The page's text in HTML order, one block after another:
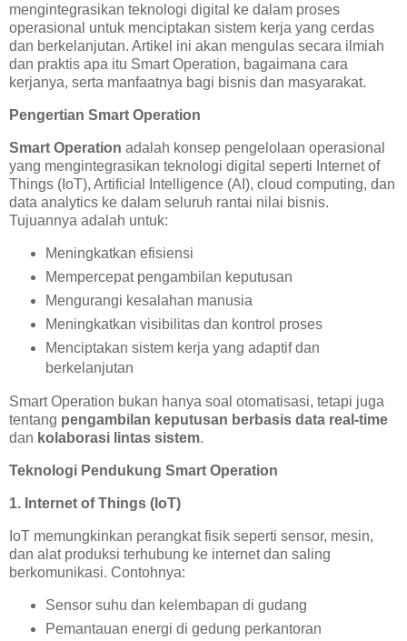
mengintegrasikan teknologi digital ke dalam proses
operasional untuk menciptakan sistem kerja yang cerdas
dan berkelanjutan. Artikel ini akan mengulas secara ilmiah
dan praktis apa itu Smart Operation, bagaimana cara
kerjanya, serta manfaatnya bagi bisnis dan masyarakat.
Pengertian Smart Operation
Smart Operation adalah konsep pengelolaan operasional
yang mengintegrasikan teknologi digital seperti Internet of
Things (IoT), Artificial Intelligence (AI), cloud computing, dan
data analytics ke dalam seluruh rantai nilai bisnis.
Tujuannya adalah untuk:
Meningkatkan efisiensi
Mempercepat pengambilan keputusan
Mengurangi kesalahan manusia
Meningkatkan visibilitas dan kontrol proses
Menciptakan sistem kerja yang adaptif dan
berkelanjutan
Smart Operation bukan hanya soal otomatisasi, tetapi juga
tentang pengambilan keputusan berbasis data real-time
dan kolaborasi lintas sistem.
Teknologi Pendukung Smart Operation
1. Internet of Things (IoT)
IoT memungkinkan perangkat fisik seperti sensor, mesin,
dan alat produksi terhubung ke internet dan saling
berkomunikasi. Contohnya:
Sensor suhu dan kelembapan di gudang
Pemantauan energi di gedung perkantoran